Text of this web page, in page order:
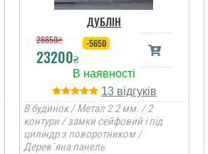
ДУБЛІН
28850₴
23200₴
-5650
13
В будинок / Метал 2.2 мм. / 2
контури / замки сейфовий і під
циліндр з поворотником /
Дерев`яна панель